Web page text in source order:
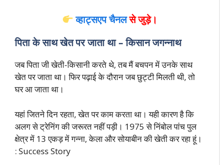
व्हाट्सएप चैनलसे जुड़े।
पिता के साथ खेत पर जाता था – किसान जगन्नाथ
जब पिता जी खेती-किसानी करते थे, तब मैं बचपन में उनके साथ
खेत पर जाता था। फिर पढ़ाई के दौरान जब छुट्टी मिलती थी, तो
घर आ जाता था।
यहां जितने दिन रहता, खेत पर काम करता था। यही कारण है कि
अलग से ट्रेनिंग की जरूरत नहीं पड़ी। 1975 से निंबोल पांच पुल
क्षेत्र में 13 एकड़ में गन्ना, केला और सोयाबीन की खेती कर रहा हूं।
: Success Story